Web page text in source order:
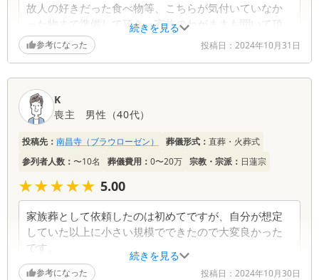
続きを見る
故人の好きだった食べ物等、こちらが気付いていなか
った物まで準備して頂き、家族のわがままも聞いて頂
けたから。大変お世話になりました。ありがとうござ
いました。
参考になった 投稿日： 2024年10月31日
続きを見る
K
喪主
男性 （40代）
投稿先： 南昌寺（ブラウローゼン） 葬儀形式： 直葬・火葬式
参列者人数： 〜10名 葬儀費用： 0〜20万 宗教・宗派： 日蓮宗
★★★★★
★★★★★ 5.00
家族葬として依頼したのは初めてですが、自分が想定
していた以上に小さい規模でできたので大変良かった
です。
参考になった 投稿日： 2024年10月30日